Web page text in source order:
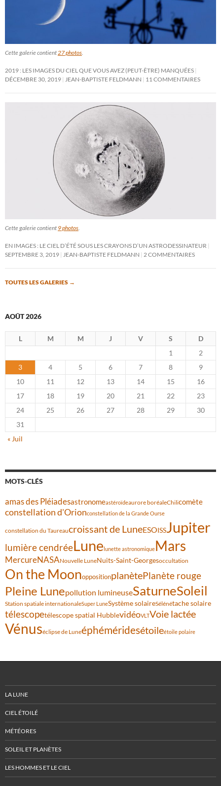
Cette galerie contient27 photos.
2019 : LES IMAGES DU CIEL QUE VOUS AVEZ (PEUT-ÊTRE) MANQUÉES
DÉCEMBRE 30, 2019 JEAN-BAPTISTE FELDMANN 11 COMMENTAIRES
Cette galerie contient 9 photos.
EN IMAGES : LE CIEL D’ÉTÉ SOUS LES CRAYONS D’UN ASTRODESSINATEUR
SEPTEMBRE 3, 2019 JEAN-BAPTISTE FELDMANN 2 COMMENTAIRES
TOUTES LES GALERIES →
AOÛT 2026
L M M J V S
D
1
2
3
4 5 6 7 8
9
10
11 12 13 14 15
16
17
18 19 20 21 22
23
24
25 26 27 28 29
30
31
« Juil
MOTS-CLÉS
amas des Pléiadesastronomeastéroïdeaurore boréaleChilicomète
constellation d'Orionconstellation de la Grande Ourse
constellation du Taureaucroissant de LuneESOISSJupiter
lumière cendréeLune lunette astronomiqueMars
MercureNASANouvelle LuneNuits-Saint-Georgesoccultation
On the MoonoppositionplanètePlanète rouge
Pleine Lunepollution lumineuseSaturneSoleil
Station spatiale internationaleSuper LuneSystème solaireSélénétache solaire
télescopetélescope spatial HubblevidéoVLTVoie lactée
Vénuséclipse de Luneéphéméridesétoileétoile polaire
LA LUNE
CIEL ÉTOILÉ
MÉTÉORES
SOLEIL ET PLANÈTES
LES HOMMES ET LE CIEL